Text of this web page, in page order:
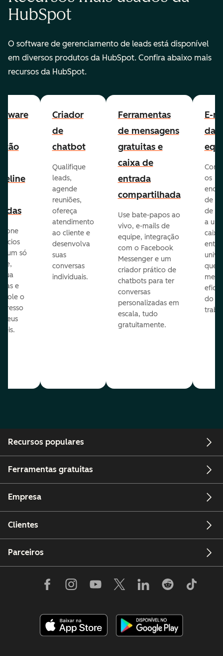
HubSpot
O software de gerenciamento de leads está disponível
em diversos produtos da HubSpot. Confira abaixo mais
recursos da HubSpot.
um só
e
o
seus
Criador
de
chatbot
Qualifique
leads,
agende
reuniões,
ofereça
atendimento
ao cliente e
desenvolva
suas
conversas
individuais.
Ferramentas
de mensagens
gratuitas e
caixa de
entrada
compartilhada
Use bate-papos ao
vivo, e-mails de
equipe, integração
com o Facebook
Messenger e um
criador prático de
chatbots para ter
conversas
personalizadas em
escala, tudo
gratuitamente.
E-
da
os
de
de
a
caixa
que
do
Recursos populares
Ferramentas gratuitas
Empresa
Clientes
Parceiros